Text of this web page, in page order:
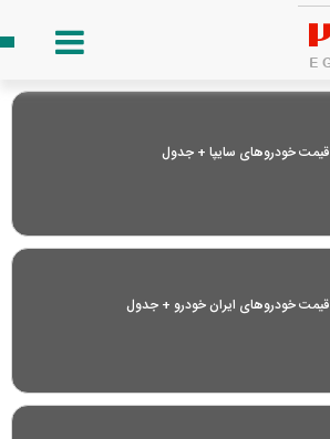
قیمت خودرو‌های سایپا + جدول
قیمت خودرو‌های ایران خودرو + جدول